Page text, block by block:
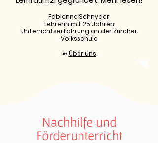
Fabienne Schnyder,
Lehrerin mit 25 Jahren
Unterrichtserfahrung an der Zürcher
Volksschule
➳Über uns
Nachhilfe und
Förderunterricht